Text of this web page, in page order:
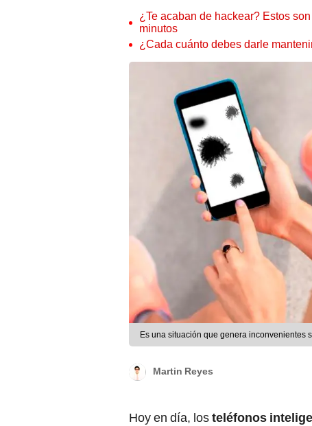
¿Te acaban de hackear? Estos
minutos
¿Cada cuánto debes darle
Es una situación que genera inconvenientes
Martin Reyes
Hoy en día, losteléfonos